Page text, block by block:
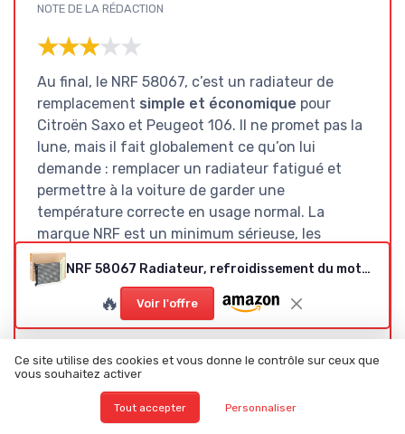
NOTE DE LA RÉDACTION
★★★★★
★★★★★
Au final, le NRF 58067, c’est un radiateur de
remplacement simple et économique pour
Citroën Saxo et Peugeot 106. Il ne promet pas la
lune, mais il fait globalement ce qu’on lui
demande : remplacer un radiateur fatigué et
permettre à la voiture de garder une
température correcte en usage normal. La
marque NRF est un minimum sérieuse, les
matériaux sont classiques pour ce type de
pièce, et les retours positifs confirment que,
quand la compatibilité est bonne, ça se passe
Les points qui fâchent sont clairs :bouchon
non fourni(et pas mis en avant), et risque de
confusion sur la compatibilité si on se contente
de lire la description à la va-vite. Ce n’est pas
NRF 58067 Radiateur, refroidissement du moteur
🔥 Voir l'offre
Ce site utilise des cookies et vous donne le contrôle sur ceux que
vous souhaitez activer
Tout accepter Personnaliser